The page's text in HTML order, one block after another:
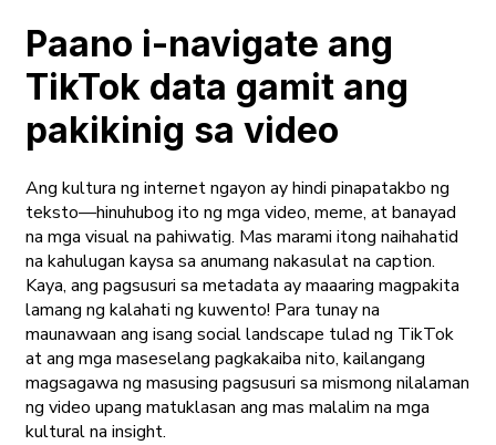
Paano i-navigate ang
TikTok data gamit ang
pakikinig sa video
Ang kultura ng internet ngayon ay hindi pinapatakbo ng
teksto—hinuhubog ito ng mga video, meme, at banayad
na mga visual na pahiwatig. Mas marami itong naihahatid
na kahulugan kaysa sa anumang nakasulat na caption.
Kaya, ang pagsusuri sa metadata ay maaaring magpakita
lamang ng kalahati ng kuwento! Para tunay na
maunawaan ang isang social landscape tulad ng TikTok
at ang mga maseselang pagkakaiba nito, kailangang
magsagawa ng masusing pagsusuri sa mismong nilalaman
ng video upang matuklasan ang mas malalim na mga
kultural na insight.